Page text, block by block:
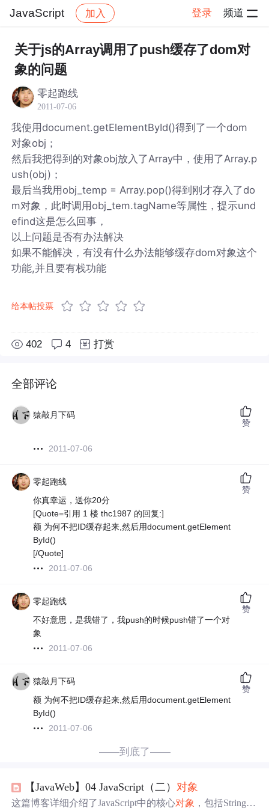
JavaScript 加入 登录 频道
社区 JavaScript 帖子详情
关于js的Array调用了push缓存了dom对
象的问题
零起跑线
2011-07-06
我使用document.getElementById()得到了一个dom
对象obj；
然后我把得到的对象obj放入了Array中，使用了Array.p
ush(obj)；
最后当我用obj_temp = Array.pop()得到刚才存入了do
m对象，此时调用obj_tem.tagName等属性，提示und
efind这是怎么回事，
以上问题是否有办法解决
如果不能解决，有没有什么办法能够缓存dom对象这个
功能,并且要有栈功能
给本帖投票
402 4 打赏
全部评论
猿敲月下码
2011-07-06
赞
零起跑线
你真幸运，送你20分
[Quote=引用 1 楼 thc1987 的回复:]
额 为何不把ID缓存起来,然后用document.getElement
ById()
[/Quote]
2011-07-06
赞
零起跑线
不好意思，是我错了，我push的时候push错了一个对
象
2011-07-06
赞
猿敲月下码
额 为何不把ID缓存起来,然后用document.getElement
ById()
2011-07-06
赞
——到底了——
【JavaWeb】04 JavaScript（二）对象
这篇博客详细介绍了JavaScript中的核心对象 ，包括String对